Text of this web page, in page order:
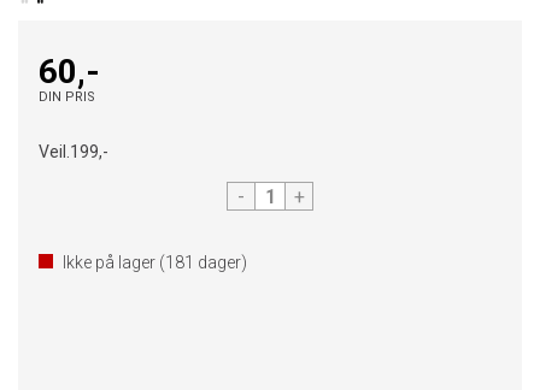
60,-
DIN PRIS
Veil. 199,-
- +
Ikke på lager (181 dager)